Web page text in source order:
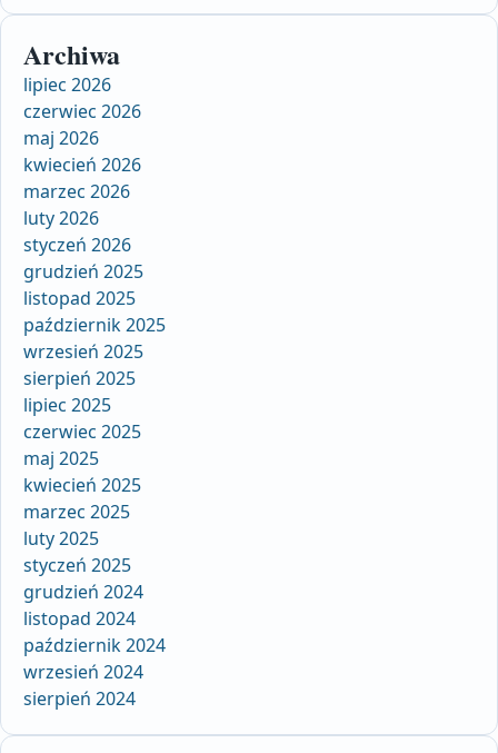
Archiwa
lipiec 2026
czerwiec 2026
maj 2026
kwiecień 2026
marzec 2026
luty 2026
styczeń 2026
grudzień 2025
listopad 2025
październik 2025
wrzesień 2025
sierpień 2025
lipiec 2025
czerwiec 2025
maj 2025
kwiecień 2025
marzec 2025
luty 2025
styczeń 2025
grudzień 2024
listopad 2024
październik 2024
wrzesień 2024
sierpień 2024